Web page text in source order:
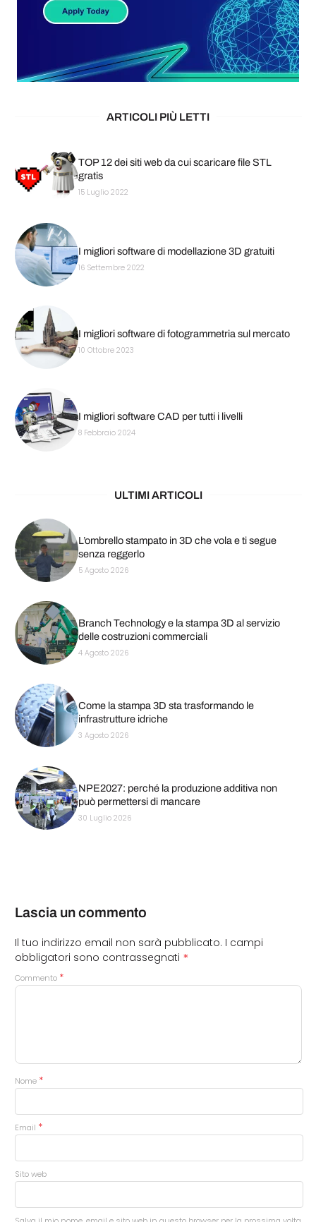
ARTICOLI PIÙ LETTI
TOP 12 dei siti web da cui scaricare file STL
gratis
15 Luglio 2022
I migliori software di modellazione 3D gratuiti
16 Settembre 2022
I migliori software di fotogrammetria sul mercato
10 Ottobre 2023
I migliori software CAD per tutti i livelli
8 Febbraio 2024
ULTIMI ARTICOLI
L’ombrello stampato in 3D che vola e ti segue
senza reggerlo
5 Agosto 2026
Branch Technology e la stampa 3D al servizio
delle costruzioni commerciali
4 Agosto 2026
Come la stampa 3D sta trasformando le
infrastrutture idriche
3 Agosto 2026
NPE2027: perché la produzione additiva non
può permettersi di mancare
30 Luglio 2026
Lascia un commento
Il tuo indirizzo email non sarà pubblicato. I campi
obbligatori sono contrassegnati *
Commento *
Nome *
Email *
Sito web